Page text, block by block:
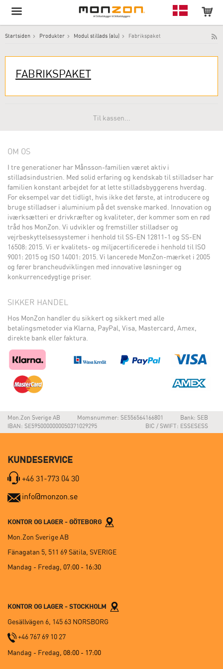
Startsiden Produkter Modul stillads (alu) Fabrikspaket
FABRIKSPAKET
Til kassen...
OM OS
I tre generationer har Månsson-familien været aktiv i
stilladsindustrien. Med solid erfaring og kendskab til stilladser har
familien konstant arbejdet for at lette stilladsbyggerens hverdag.
For eksempel var det tidligt, hvis ikke det første, at introducere og
bruge stilladser i aluminium på det svenske marked. Innovation og
iværksætteri er drivkræfter og kvaliteter, der kommer som en rød
tråd hos MonZon. Vi udvikler og fremstiller stilladser og
vejrbeskyttelsessystemer i henhold til SS-EN 12811-1 og SS-EN
16508: 2015. Vi er kvalitets- og miljøcertificerede i henhold til ISO
9001: 2015 og ISO 14001: 2015. Vi lancerede MonZon-mærket i 2005
og fører brancheudviklingen med innovative løsninger og
konkurrencedygtige priser.
SIKKER HANDEL
Hos MonZon handler du sikkert og sikkert med alle
betalingsmetoder via Klarna, PayPal, Visa, Mastercard, Amex,
direkte bank eller faktura.
Mon.Zon Sverige AB Momsnummer: SE556564166801
Bank: SEB
IBAN: SE5950000000050371029295
BIC / SWIFT: ESSESESS
KUNDESERVICE
+46 31-773 04 30
info@monzon.se
KONTOR OG LAGER - GÖTEBORG
Mon.Zon Sverige AB
Fänagatan 5, 511 69 Sätila, SVERIGE
Mandag - Fredag, 07:00 - 16:30
KONTOR OG LAGER - STOCKHOLM
Gesällvägen 6, 145 63 NORSBORG
+46 767 69 10 27
Mandag - Fredag, 08:00 - 17:00